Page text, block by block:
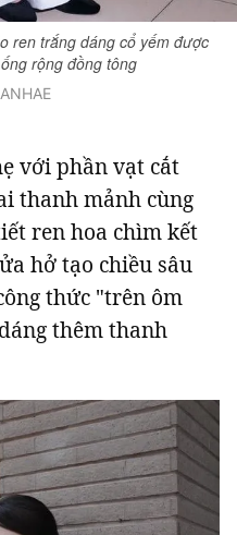
ren trắng dáng cổ yếm được
rộng đồng tông
với phần vạt cắt
thanh mảnh cùng
ren hoa chìm kết
hở tạo chiều sâu
thức "trên ôm
thêm thanh